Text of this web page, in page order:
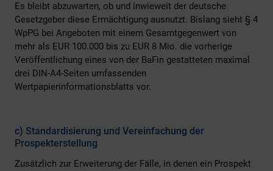
Es bleibt abzuwarten, ob und inwieweit der deutsche
Gesetzgeber diese Ermächtigung ausnutzt. Bislang sieht § 4
WpPG bei Angeboten mit einem Gesamtgegenwert von
mehr als EUR 100.000 bis zu EUR 8 Mio. die vorherige
Veröffentlichung eines von der BaFin gestatteten maximal
drei DIN-A4-Seiten umfassenden
Wertpapierinformationsblatts vor.
c) Standardisierung und Vereinfachung der
Prospekterstellung
Zusätzlich zur Erweiterung der Fälle, in denen ein Prospekt